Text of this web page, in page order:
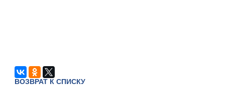
ВОЗВРАТ К СПИСКУ